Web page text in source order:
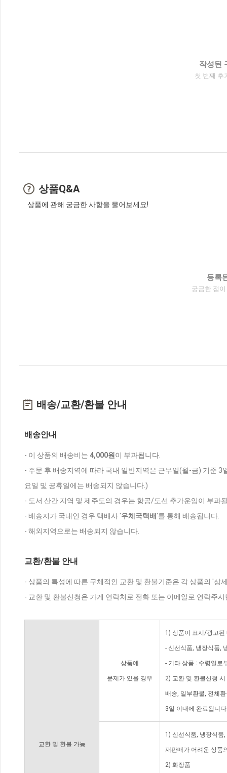
작성된
첫 번째 후
상품Q&A
상품에 관해 궁금한 사항을 물어보세요!
등록
궁금한 점
배송/교환/환불 안내
배송안내
- 이 상품의 배송비는 4,000원 이 부과됩니다.
- 주문 후 배송지역에 따라 국내 일반지역은 근무일(월-금) 기준
요일 및 공휴일에는 배송되지 않습니다.)
- 도서 산간 지역 및 제주도의 경우는 항공/도선 추가운임이 부과
- 배송지가 국내인 경우 택배사 '우체국택배'를 통해 배송됩니다.
- 해외지역으로는 배송되지 않습니다.
교환/환불 안내
- 상품의 특성에 따른 구체적인 교환 및 환불기준은 각 상품의 '상
- 교환 및 환불신청은 가게 연락처로 전화 또는 이메일로 연락주
교환 및 환불 가능
상품에
문제가 있을 경우
1) 상품이 표시/광고된
- 신선식품, 냉장식품,
- 기타 상품 : 수령일로
2) 교환 및 환불신청
배송, 일부환불, 전체
3일 이내에 완료됩니
1) 신선식품, 냉장식품
재판매가 어려운 상품
2) 화장품